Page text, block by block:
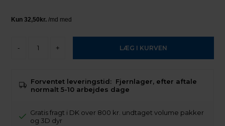
- +
Forventet leveringstid: Fjernlager, efter aftale
normalt 5-10 arbejdes dage
Gratis fragt i DK over 800 kr. undtaget volume pakker
og 3D dyr